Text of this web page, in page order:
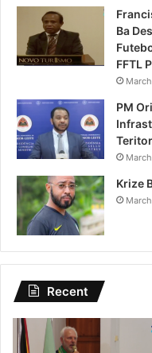
Ba
FFTL
PM
Krize
Recent